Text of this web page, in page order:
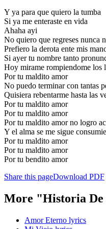
Y ya para que quiero la tumba
Si ya me enteraste en vida
Ahaha ayi
No quiero que regreses nunca
Prefiero la derota ente mis
Si ayer tu nombre tanto
Hoy mirame rompiendome los
Por tu maldito amor
No puedo terminar con tantas
Quisiera rebentarme hasta las
Por tu maldito amor
Por tu maldito amor
Por tu maldito amor no logro
Y el alma se me sigue
Por tu maldito amor
Por tu maldito amor
Por tu bendito amor
Share this pageDownload PDF
More "Historia
Amor Eterno lyrics